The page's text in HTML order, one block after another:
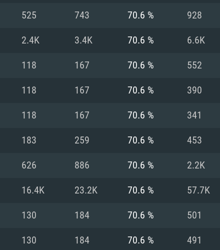
DE
Recomendado
Recomendado
mais recente
Recomendado
525 743 70.6 % 928
2.4K 3.4K 70.6 % 6.6K
118 167 70.6 % 552
118 167 70.6 % 390
118 167 70.6 % 341
183 259 70.6 % 453
626 886 70.6 % 2.2K
16.4K 23.2K 70.6 % 57.7K
130 184 70.6 % 501
130 184 70.6 % 491